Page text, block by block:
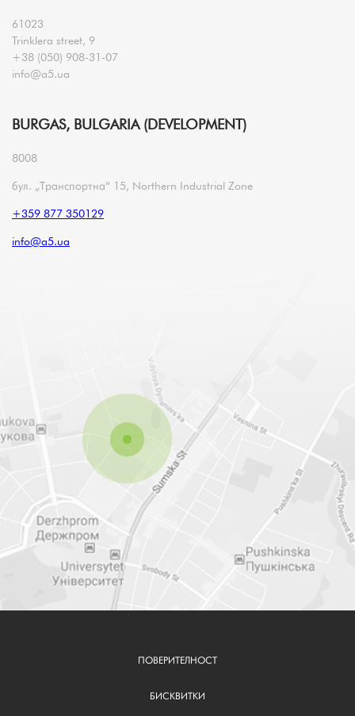
61023
Trinklera street, 9
+38 (050) 908-31-07
info@a5.ua
BURGAS, BULGARIA (DEVELOPMENT)
8008
бул. „Транспортна“ 15, Northern Industrial Zone
+359 877 350129
info@a5.ua
ПОВЕРИТЕЛНОСТ
БИСКВИТКИ